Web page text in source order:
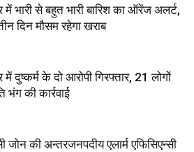
में भारी से बहुत भारी बारिश का ऑरेंज अलर्ट,
दिन मौसम रहेगा खराब
में दुष्कर्म के दो आरोपी गिरफ्तार, 21 लोगों
भंग की कार्रवाई
जोन की अन्तरजनपदीय एलार्म एफिसिएन्सी